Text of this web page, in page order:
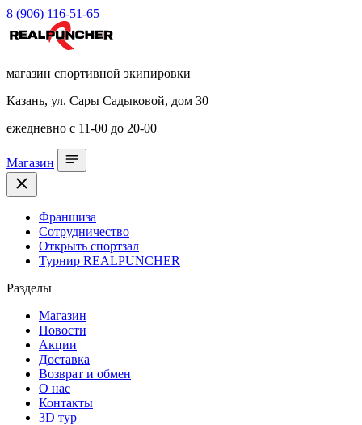
8 (906) 116-51-65
магазин спортивной экипировки
Казань, ул. Сары Садыковой, дом 30
ежедневно с 11-00 до 20-00
Магазин
Франшиза
Сотрудничество
Открыть спортзал
Турнир REALPUNCHER
Разделы
Магазин
Новости
Акции
Доставка
Возврат и обмен
О нас
Контакты
3D тур